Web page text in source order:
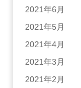
2021年6月
2021年5月
2021年4月
2021年3月
2021年2月